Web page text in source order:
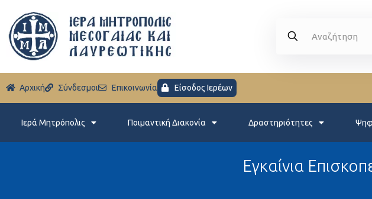
Aρχική Σύνδεσμοι Eπικοινωνία Είσοδος Ιερέων
Ιερά Μητρόπολις Ποιμαντική Διακονία Δραστηριότητες
Eγκαίνια